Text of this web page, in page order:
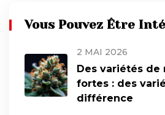
Vous Pouvez Être
2 MAI 2026
Des variétés de
fortes : des
différence